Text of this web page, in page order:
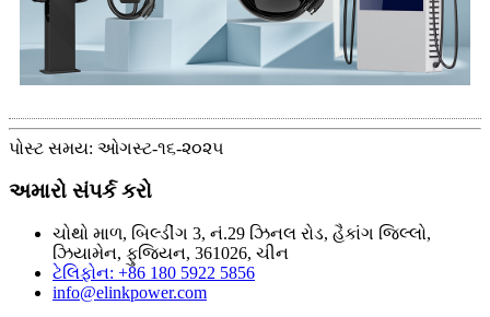
પોસ્ટ સમય: ઓગસ્ટ-૧૬-૨૦૨૫
અમારો સંપર્ક કરો
ચોથો માળ, બિલ્ડીંગ 3, નં.29 ઝિનલ રોડ, હૈકાંગ જિલ્લો,
ઝિયામેન, ફુજિયન, 361026, ચીન
ટેલિફોન: +86 180 5922 5856
info@elinkpower.com